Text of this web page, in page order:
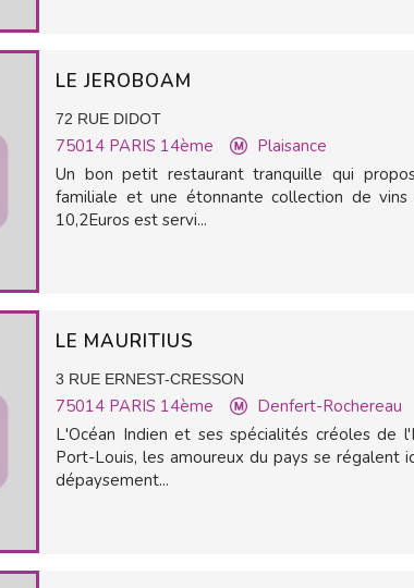
LE JEROBOAM
72 RUE DIDOT
75014 PARIS 14ème
Plaisance
Un bon petit restaurant tranquille qui
familiale et une étonnante collection de
10,2Euros est servi...
LE MAURITIUS
3 RUE ERNEST-CRESSON
75014 PARIS 14ème
Denfert-Rochereau
L'Océan Indien et ses spécialités créoles de
Port-Louis, les amoureux du pays se régalent
dépaysement...